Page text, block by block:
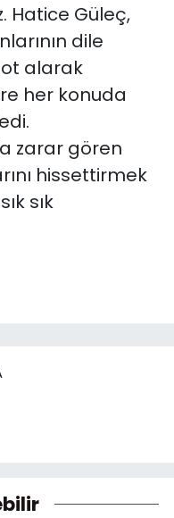
Hatice Güleç,
dile
alarak
her konuda
zarar gören
hissettirmek
sık